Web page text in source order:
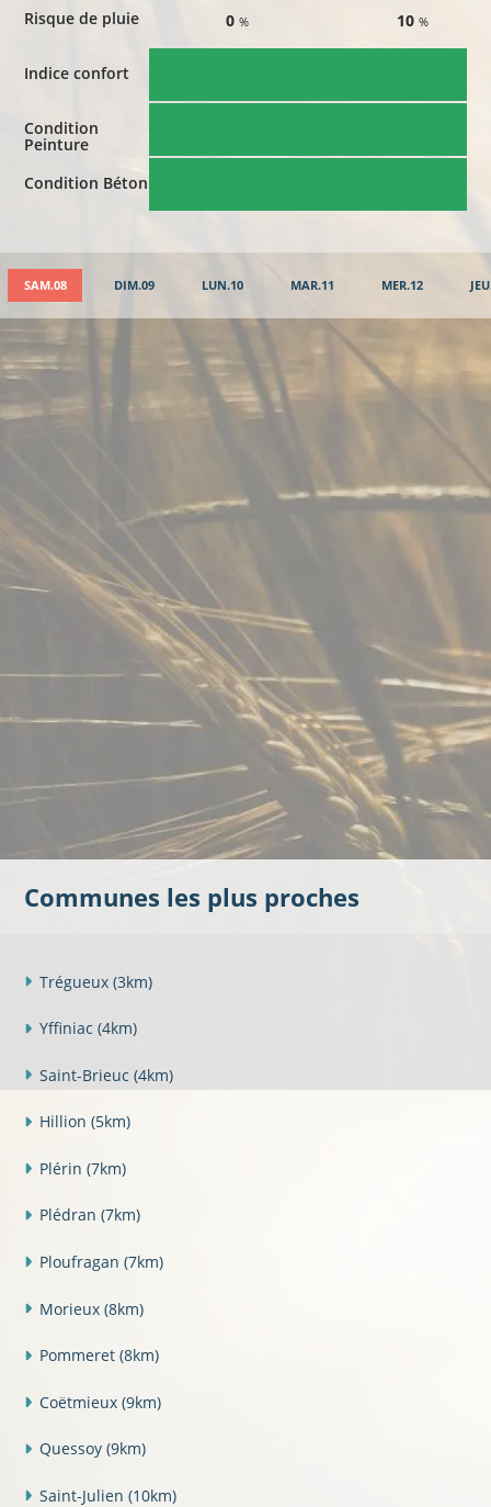
Risque de pluie
Indice confort
Condition
Peinture
Condition Béton
0 % 10 %
SAM.08 DIM.09 LUN.10 MAR.11 MER.12
Communes les plus proches
Trégueux (3km)
Yffiniac (4km)
Saint-Brieuc (4km)
Hillion (5km)
Plérin (7km)
Plédran (7km)
Ploufragan (7km)
Morieux (8km)
Pommeret (8km)
Coëtmieux (9km)
Quessoy (9km)
Saint-Julien (10km)